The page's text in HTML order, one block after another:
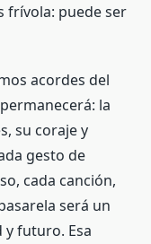
frívola: puede ser
acordes del
la
su coraje y
gesto de
cada canción,
será un
futuro. Esa